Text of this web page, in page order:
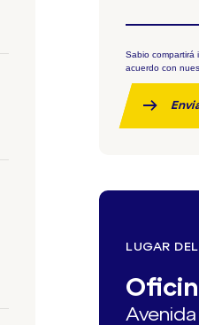
Sabio compartirá
acuerdo con
LUGAR